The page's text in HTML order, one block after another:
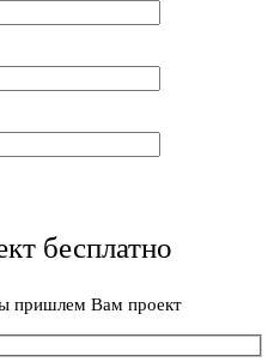
бесплатно
пришлем Вам проект